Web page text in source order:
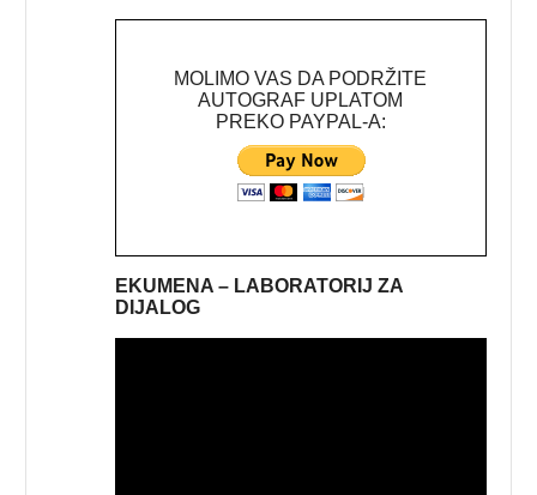
MOLIMO VAS DA PODRŽITE
AUTOGRAF UPLATOM
PREKO PAYPAL-A:
EKUMENA – LABORATORIJ ZA
DIJALOG